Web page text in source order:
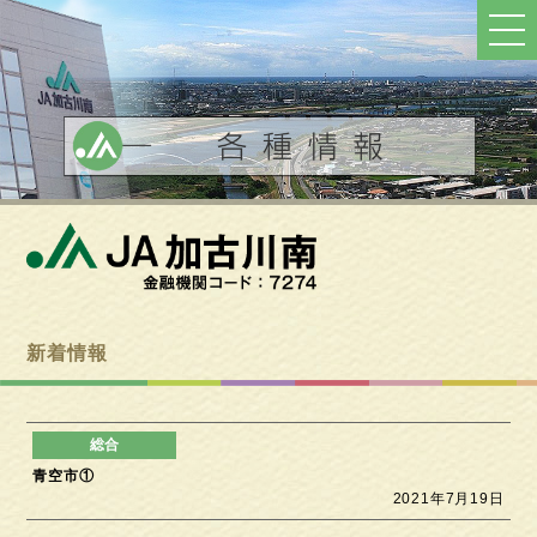
新着情報
青空市①
2021年7月19日